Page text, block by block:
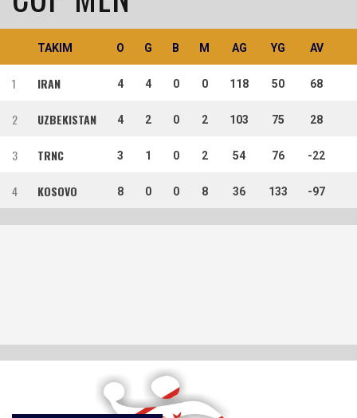
TAKIM O G B M AG YG AV
1 IRAN 4 4 0 0 118 50 68
2 UZBEKISTAN 4 2 0 2 103 75 28
3 TRNC 3 1 0 2 54 76 -22
4 KOSOVO 8 0 0 8 36 133 -97